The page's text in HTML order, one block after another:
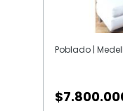
Poblado |
$